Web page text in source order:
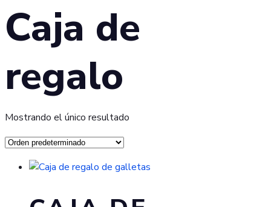
Caja de
regalo
Mostrando el único resultado